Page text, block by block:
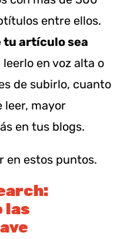
entre ellos.
tu artículo sea
en voz alta o
de subirlo, cuanto
leer, mayor
en tus blogs.
en estos puntos.
las